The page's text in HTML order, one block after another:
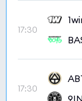
17:30
17:30